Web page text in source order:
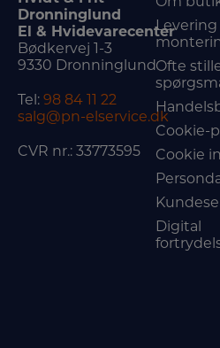
Dronninglund
El & Hvidevarecenter
Bødkervej 1-3
9330 Dronninglund
Tel: 98 84 11 22
salg@pn-elservice.dk
CVR nr.: 33773595
Levering
Ofte
Cookie-
Cookie
Digital